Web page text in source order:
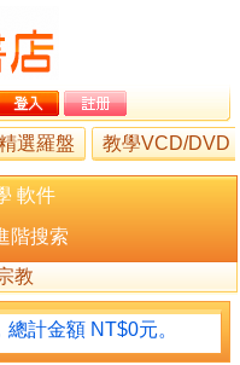
選羅盤 教學VCD/DVD
軟件
階搜索
教
計金額 NT$0元。